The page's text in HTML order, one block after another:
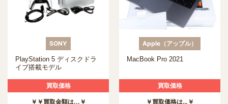
SONY
PlayStation 5 ディスクドラ
イブ搭載モデル
買取価格
￥￥買取金額は...￥
Apple（アップル）
MacBook Pro 2021
買取価格
￥買取価格は…￥